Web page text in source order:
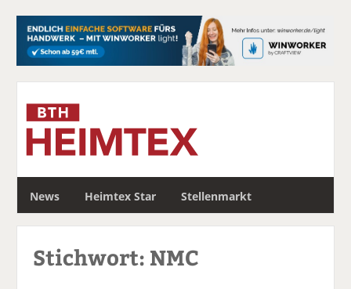
News Heimtex Star Stellenmarkt
c
Stichwort: NMC